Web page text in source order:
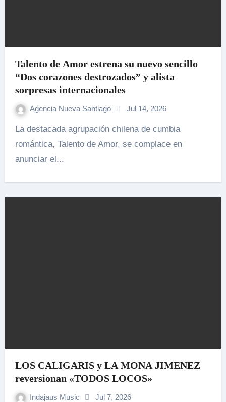
Talento de Amor estrena su nuevo sencillo
“Dos corazones destrozados” y alista
sorpresas internacionales
Agencia Nueva Santiago Jul 14, 2026
La destacada agrupación chilena de cumbia
romántica, Talento de Amor, se complace en
anunciar el...
LOS CALIGARIS y LA MONA JIMENEZ
reversionan «TODOS LOCOS»
Indajaus Music Jul 7, 2026